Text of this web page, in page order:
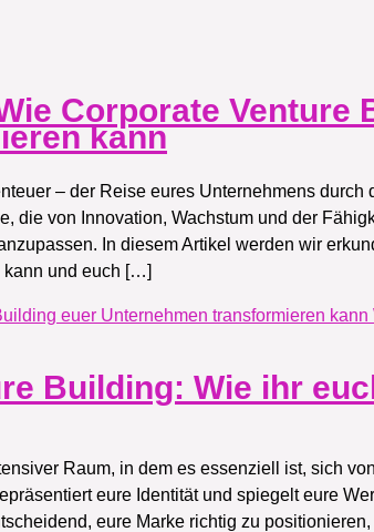
Corporate Venture
kann
– der Reise eures Unternehmens durch
die von Innovation, Wachstum und der
In diesem Artikel werden wir
kann und euch […]
euer Unternehmen transformieren kann
Building: Wie ihr
Raum, in dem es essenziell ist, sich
eure Identität und spiegelt eure
eure Marke richtig zu